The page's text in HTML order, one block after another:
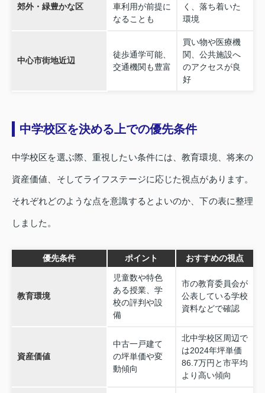
郊外・緑豊かな区
車利用が前提に
なることも
く、落ち着いた
環境
中心市街地近辺
徒歩通学可能、
交通機関も豊富
買い物や医療機
関、公共施設へ
のアクセスが良
好
中学校区を決める上での優先条件
中学校区を選ぶ際、重視したい条件には、教育環境、将来の
資産価値、そしてライフステージに応じた視点があります。
それぞれどのような点を意識するとよいのか、下の表に整理
しました。
優先条件 ポイント おすすめの視点
教育環境
児童数や特色
ある授業、学
校の評判や設
備
市の教育委員会が
公表している学校
資料などで確認
資産価値
中古一戸建て
の坪単価や変
動傾向
北中学校区周辺で
は2024年坪単価
86.7万円と市平均
より高い傾向